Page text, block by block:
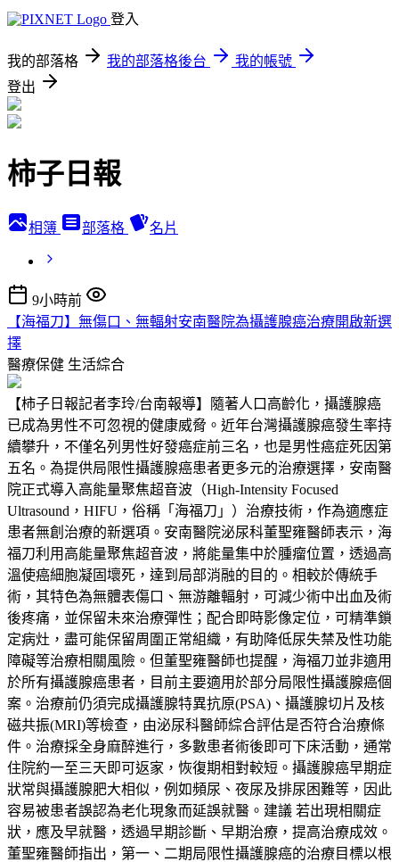
登入
我的部落格 我的部落格後台
我的帳號
登出
柿子日報
相簿 部落格 名片
9小時前
【海福刀】無傷口、無輻射安南醫院為攝護腺癌治療開啟新選
擇
醫療保健 生活綜合
【柿子日報記者李玲/台南報導】隨著人口高齡化，攝護腺癌
已成為男性不可忽視的健康威脅。近年台灣攝護腺癌發生率持
續攀升，不僅名列男性好發癌症前三名，也是男性癌症死因第
五名。為提供局限性攝護腺癌患者更多元的治療選擇，安南醫
院正式導入高能量聚焦超音波（High-Intensity Focused
Ultrasound，HIFU，俗稱「海福刀」）治療技術，作為適應症
患者無創治療的新選項。安南醫院泌尿科董聖雍醫師表示，海
福刀利用高能量聚焦超音波，將能量集中於腫瘤位置，透過高
溫使癌細胞凝固壞死，達到局部消融的目的。相較於傳統手
術，其特色為無體表傷口、無游離輻射，可減少術中出血及術
後疼痛，並保留未來治療彈性；配合即時影像定位，可精準鎖
定病灶，盡可能保留周圍正常組織，有助降低尿失禁及性功能
障礙等治療相關風險。但董聖雍醫師也提醒，海福刀並非適用
於所有攝護腺癌患者，目前主要適用於部分局限性攝護腺癌個
案。治療前仍須完成攝護腺特異抗原(PSA)、攝護腺切片及核
磁共振(MRI)等檢查，由泌尿科醫師綜合評估是否符合治療條
件。治療採全身麻醉進行，多數患者術後即可下床活動，通常
住院約一至三天即可返家，恢復期相對較短。攝護腺癌早期症
狀常與攝護腺肥大相似，例如頻尿、夜尿及排尿困難等，因此
容易被患者誤認為老化現象而延誤就醫。建議 若出現相關症
狀，應及早就醫，透過早期診斷、早期治療，提高治療成效。
董聖雍醫師指出，第一、二期局限性攝護腺癌的治療目標以根